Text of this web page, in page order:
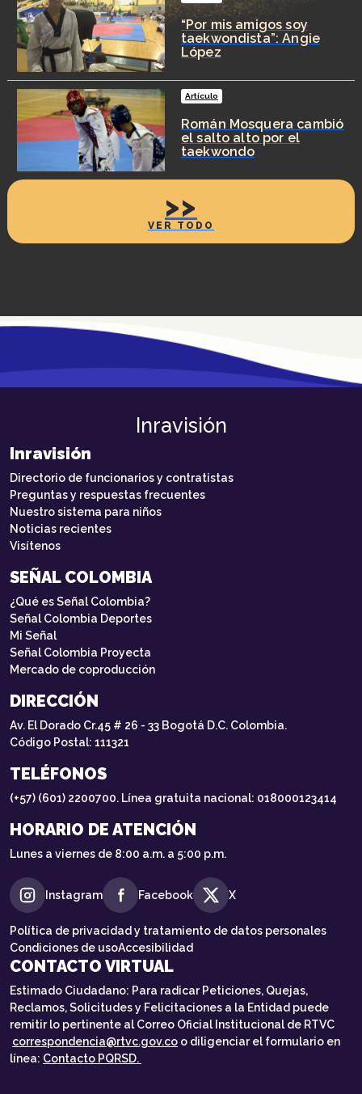
“Por mis amigos soy
taekwondista”: Angie
López
Román Mosquera cambió
el salto alto por el
taekwondo
Artículo
>>
VER TODO
Inravisión
Inravisión
Directorio de funcionarios y contratistas
Preguntas y respuestas frecuentes
Nuestro sistema para niños
Noticias recientes
Visítenos
SEÑAL COLOMBIA
¿Qué es Señal Colombia?
Señal Colombia Deportes
Mi Señal
Señal Colombia Proyecta
Mercado de coproducción
DIRECCIÓN
Av. El Dorado Cr.45 # 26 - 33 Bogotá D.C. Colombia.
Código Postal: 111321
TELÉFONOS
(+57) (601) 2200700. Línea gratuita nacional: 018000123414
HORARIO DE ATENCIÓN
Lunes a viernes de 8:00 a.m. a 5:00 p.m.
Instagram Facebook X
Política de privacidad y tratamiento de datos personales
Condiciones de usoAccesibilidad
CONTACTO VIRTUAL
Estimado Ciudadano: Para radicar Peticiones, Quejas,
Reclamos, Solicitudes y Felicitaciones a la Entidad puede
remitir lo pertinente al Correo Oficial Institucional de RTVC
correspondencia@rtvc.gov.co o diligenciar el formulario en
línea: Contacto PQRSD.